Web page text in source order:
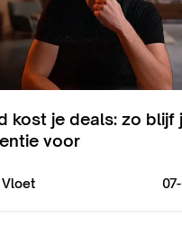
kost je deals: zo blijf
voor
Vloet